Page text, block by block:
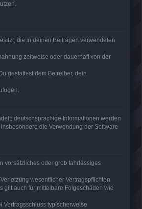
die in deinen Beiträgen verwendeten
zeitweise oder dauerhaft von der
gestattest dem Betreiber, dein
deutschsprachige Informationen werden
die Verwendung der Software
vorsätzliches oder grob fahrlässiges
wesentlicher Vertragspflichten
gilt auch für mittelbare Folgeschäden wie
Vertragsschluss typischerweise